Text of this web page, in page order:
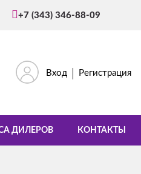
+7 (343) 346-88-09
Вход Регистрация
ДИЛЕРОВ КОНТАКТЫ